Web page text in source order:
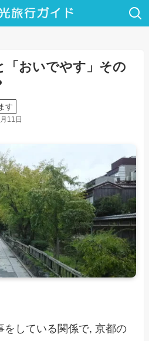
「おいでやす」その
す
11日
をしている関係で, 京都の